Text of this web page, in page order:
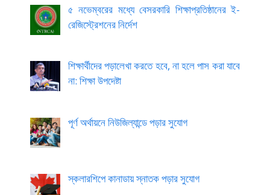
৫ নভেম্বরের মধ্যে বেসরকারি শিক্ষাপ্রতিষ্ঠানের ই-
রেজিস্ট্রেশনের নির্দেশ
শিক্ষার্থীদের পড়ালেখা করতে হবে, না হলে পাস করা যাবে
না: শিক্ষা উপদেষ্টা
পূর্ণ অর্থায়নে নিউজিল্যান্ডে পড়ার সুযোগ
স্কলারশিপে কানাডায় স্নাতক পড়ার সুযোগ